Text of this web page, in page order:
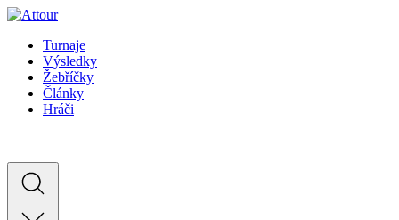
Turnaje
Výsledky
Žebříčky
Články
Hráči